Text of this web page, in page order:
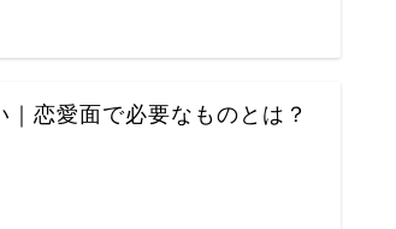
恋愛面で必要なものとは？